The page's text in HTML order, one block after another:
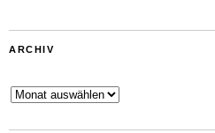
ARCHIV
Archiv